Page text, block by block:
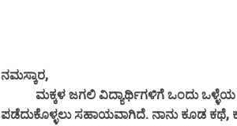
ನಮಸ್ಕಾರ,
ಮಕ್ಕಳ ಜಗಲಿ ವಿದ್ಯಾರ್ಥಿಗಳಿಗೆ ಒಂದು
ಪಡೆದುಕೊಳ್ಳಲು ಸಹಾಯವಾಗಿದೆ. ನಾನು ಕೂಡ